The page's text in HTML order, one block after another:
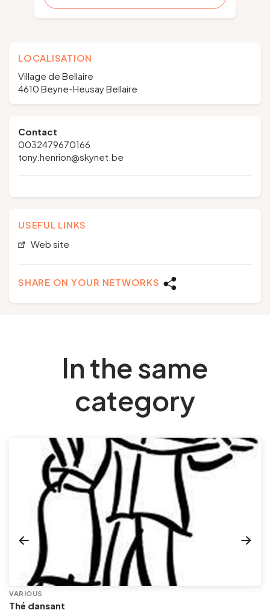
LOCALISATION
Village de Bellaire
4610 Beyne-Heusay Bellaire
Contact
0032479670166
tony.henrion@skynet.be
USEFUL LINKS
Web site
SHARE ON YOUR NETWORKS
In the same
category
VARIOUS
Thé dansant